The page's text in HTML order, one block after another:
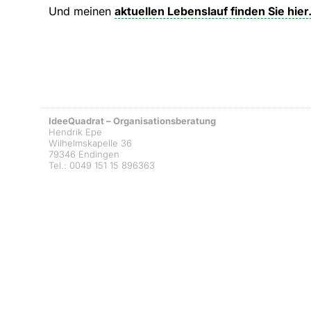
Und meinen aktuellen Lebenslauf finden Sie hier.
IdeeQuadrat – Organisationsberatung
Hendrik Epe
Wilhelmskapelle 36
79346 Endingen
Tel.: 0049 151 15 896363